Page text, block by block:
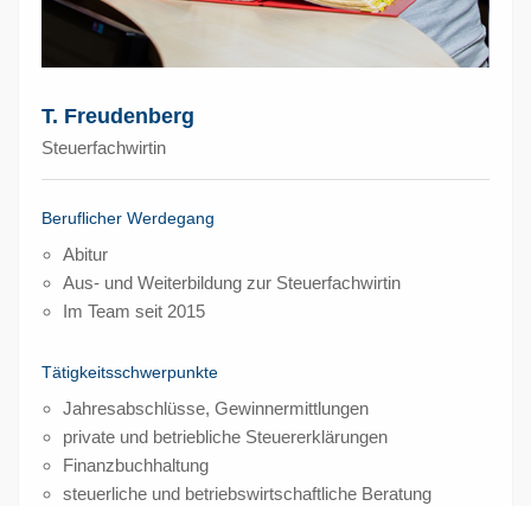
T. Freudenberg
Steuerfachwirtin
Beruflicher Werdegang
Abitur
Aus- und Weiterbildung zur Steuerfachwirtin
Im Team seit 2015
Tätigkeitsschwerpunkte
Jahresabschlüsse, Gewinnermittlungen
private und betriebliche Steuererklärungen
Finanzbuchhaltung
steuerliche und betriebswirtschaftliche Beratung